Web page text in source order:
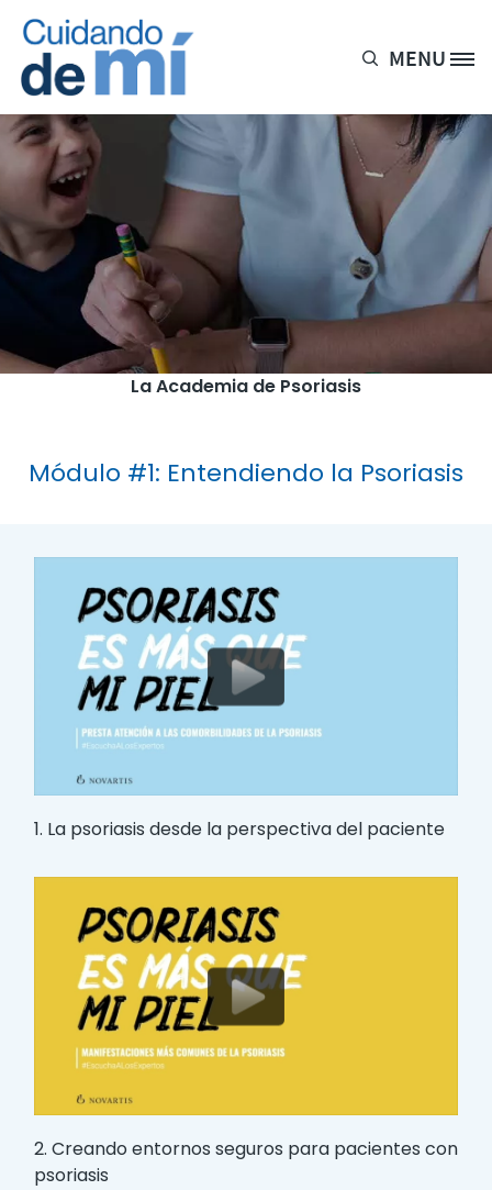
Site Logo MENU
La Academia de Psoriasis
Módulo #1: Entendiendo la Psoriasis
1. La psoriasis desde la perspectiva del paciente
2. Creando entornos seguros para pacientes con
psoriasis